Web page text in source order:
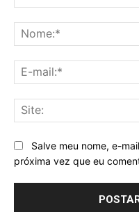
Salve meu nome, e-
próxima vez que eu